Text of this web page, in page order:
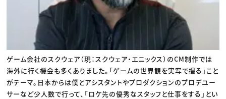
ゲーム会社のスクウェア（現：スクウェア・エニックス）のCM制作では
海外に行く機会も多くありました。「ゲームの世界観を実写で撮る」こと
がテーマ。日本からは僕とアシスタントやプロダクションのプロデユー
サーなど少人数で行って、「ロケ先の優秀なスタッフと仕事をする」とい